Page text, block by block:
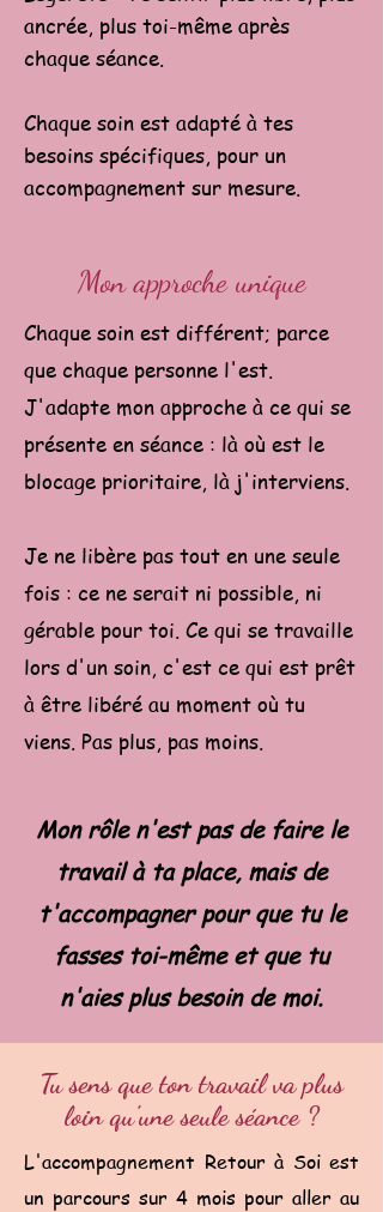
ancrée, plus toi-même après
chaque séance.
Chaque soin est adapté à tes
besoins spécifiques, pour un
accompagnement sur mesure.
Mon approche unique
Chaque soin est différent; parce
que chaque personne l'est.
J'adapte mon approche à ce qui se
présente en séance : là où est le
blocage prioritaire, là j'interviens.
Je ne libère pas tout en une seule
fois : ce ne serait ni possible, ni
gérable pour toi. Ce qui se travaille
lors d'un soin, c'est ce qui est prêt
à être libéré au moment où tu
viens. Pas plus, pas moins.
Mon rôle n'est pas de faire le
travail à ta place, mais de
t'accompagner pour que tu le
fasses toi-même et que tu
n'aies plus besoin de moi.
Tu sens que ton travail va plus
loin qu'une seule séance ?
L'accompagnement Retour à Soi est
un parcours sur 4 mois pour aller au